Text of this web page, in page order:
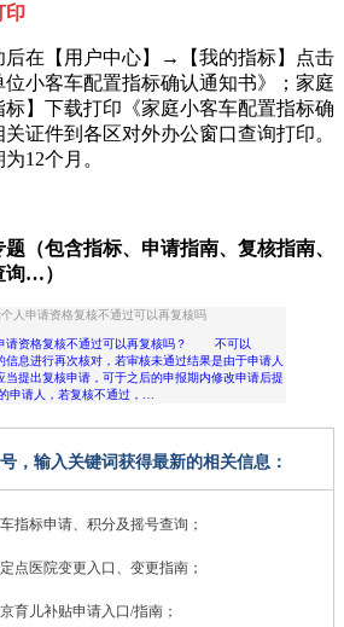
印
在【用户中心】→【我的指标】点击
位小客车配置指标确认通知书》；家庭
】下载打印《家庭小客车配置指标确
证件到各区对外办公窗口查询打印。
12个月。
题 （包含指标、申请指南、复核指南、
询…）
人申请资格复核不通过可以再复核吗
请资格复核不通过可以再复核吗？ 不可以
息进行再次核对，若审核未通过结果是由于申请人
当提出复核申请，可于之后的申报期内修改申请后提
请人，若复核不通过，…
，输入关键词获得最新的相关信息：
指标申请、积分及摇号查询；
点医院变更入口、变更指南；
育儿补贴申请入口/指南；